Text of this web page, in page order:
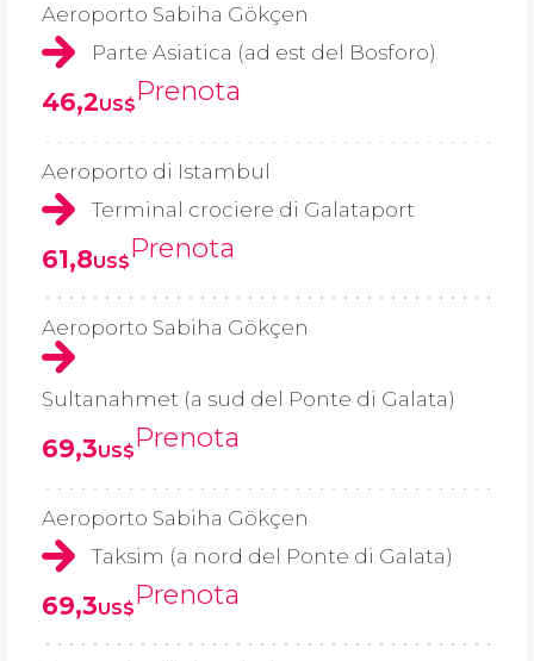
Aeroporto Sabiha Gökçen
Parte Asiatica (ad est del Bosforo)
46,2US$Prenota
Aeroporto di Istambul
Terminal crociere di Galataport
61,8US$Prenota
Aeroporto Sabiha Gökçen
Sultanahmet (a sud del Ponte di Galata)
69,3US$Prenota
Aeroporto Sabiha Gökçen
Taksim (a nord del Ponte di Galata)
69,3US$Prenota